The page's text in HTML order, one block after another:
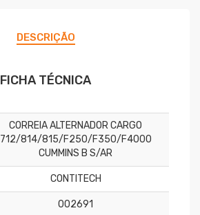
DESCRIÇÃO
FICHA TÉCNICA
CORREIA ALTERNADOR CARGO
712/814/815/F250/F350/F4000
CUMMINS B S/AR
CONTITECH
002691